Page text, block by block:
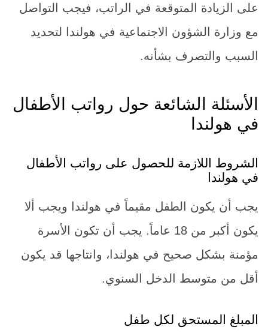
على الزيادة المتوقعة في الراتب، فيجب التواصل
مع وزارة الشؤون الاجتماعية في هولندا لتحديد
السبب والتصرف بشأنه.
الأسئلة الشائعة حول رواتب الأطفال
في هولندا
الشروط اللازمة للحصول على رواتب الأطفال
في هولندا
يجب أن يكون الطفل مقيماً في هولندا ويجب ألا
يكون أكبر من 18 عاماً. يجب أن تكون الأسرة
مؤمنة بشكل صحيح في هولندا، وانتاجها قد يكون
أقل من متوسط الدخل السنوي.
المبلغ المستحق لكل طفل